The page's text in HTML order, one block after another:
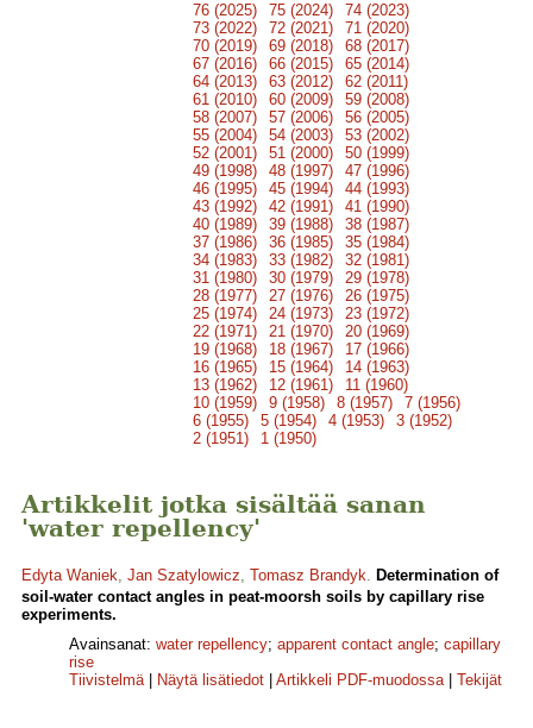
76 (2025) 75 (2024)
74 (2023)
73 (2022)
72 (2021)
71 (2020)
70 (2019)
69 (2018)
68 (2017)
67 (2016)
66 (2015)
65 (2014)
64 (2013)
63 (2012)
62 (2011)
61 (2010)
60 (2009)
59 (2008)
58 (2007)
57 (2006)
56 (2005)
55 (2004)
54 (2003)
53 (2002)
52 (2001)
51 (2000)
50 (1999)
49 (1998)
48 (1997)
47 (1996)
46 (1995)
45 (1994)
44 (1993)
43 (1992)
42 (1991)
41 (1990)
40 (1989)
39 (1988)
38 (1987)
37 (1986)
36 (1985)
35 (1984)
34 (1983)
33 (1982)
32 (1981)
31 (1980)
30 (1979)
29 (1978)
28 (1977)
27 (1976)
26 (1975)
25 (1974)
24 (1973)
23 (1972)
22 (1971)
21 (1970)
20 (1969)
19 (1968)
18 (1967)
17 (1966)
16 (1965)
15 (1964)
14 (1963)
13 (1962)
12 (1961)
11 (1960)
10 (1959)
9 (1958) 8 (1957)
7 (1956)
6 (1955)
5 (1954) 4 (1953)
3 (1952)
2 (1951)
1 (1950)
Artikkelit jotka sisältää sanan
'water repellency'
Edyta Waniek, Jan Szatylowicz, Tomasz Brandyk. Determination of
soil-water contact angles in peat-moorsh soils by capillary rise
experiments.
Avainsanat: water repellency; apparent contact angle; capillary
rise
Tiivistelmä| Näytä lisätiedot Artikkeli PDF-muodossa| Tekijät